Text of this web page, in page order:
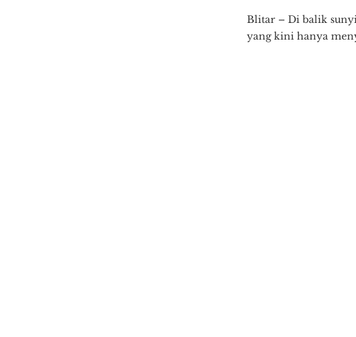
Blitar – Di balik
yang kini hanya